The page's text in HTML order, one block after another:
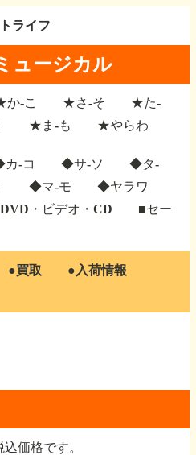
ライフ
ュージカル
か-こ ★さ-そ
★た-
★ま-も ★やらわ
-コ ◆サ-ソ
◆タ-
◆マ-モ
◆ヤラワ
・ビデオ・CD
■セー
●買取
●入荷情報
価格です。